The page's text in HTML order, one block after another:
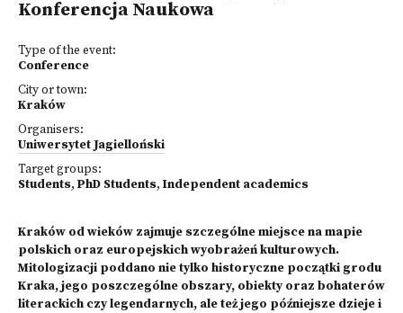
Konferencja Naukowa
Type of the event:
Conference
City or town:
Kraków
Organisers:
Uniwersytet Jagielloński
Target groups:
Students, PhD Students, Independent academics
Kraków od wieków zajmuje szczególne miejsce na mapie
polskich oraz europejskich wyobrażeń kulturowych.
Mitologizacji poddano nie tylko historyczne początki grodu
Kraka, jego poszczególne obszary, obiekty oraz bohaterów
literackich czy legendarnych, ale też jego późniejsze dzieje i